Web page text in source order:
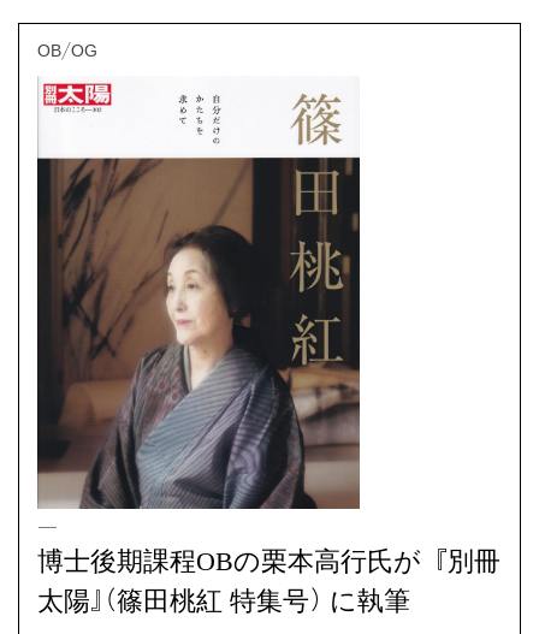
多摩美術大学大学院美術研究科 | 2022/10/22
博士後期課程OBの栗本高行氏が『別冊
太陽』（篠田桃紅 特集号）に執筆